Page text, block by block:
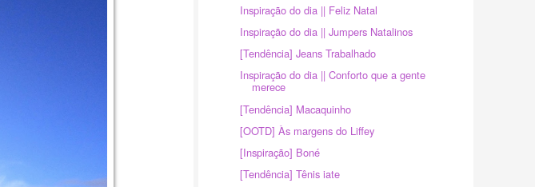
Inspiração do dia || Feliz Natal
Inspiração do dia || Jumpers Natalinos
[Tendência] Jeans Trabalhado
Inspiração do dia || Conforto que a gente
merece
[Tendência] Macaquinho
[OOTD] Às margens do Liffey
[Inspiração] Boné
[Tendência] Tênis iate